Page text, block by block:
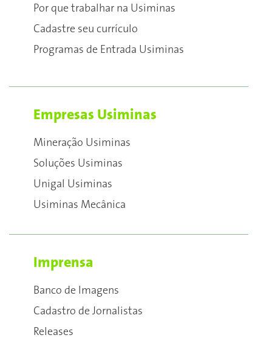
Por que trabalhar na Usiminas
Cadastre seu currículo
Programas de Entrada Usiminas
Empresas Usiminas
Mineração Usiminas
Soluções Usiminas
Unigal Usiminas
Usiminas Mecânica
Imprensa
Banco de Imagens
Cadastro de Jornalistas
Releases